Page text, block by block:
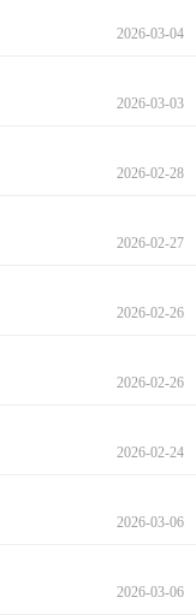
2026-03-04
2026-03-03
2026-02-28
2026-02-27
2026-02-26
2026-02-26
2026-02-24
2026-03-06
2026-03-06